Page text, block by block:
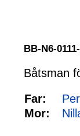
BB-N6-
Båtsman
Far:
Mor: